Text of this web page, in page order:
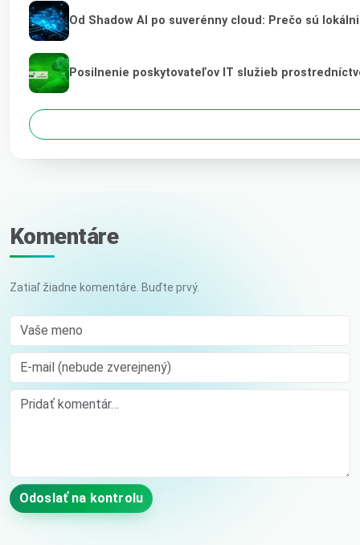
Od Shadow AI po suverénny cloud: Prečo sú
Posilnenie poskytovateľov IT služieb
Komentáre
Zatiaľ žiadne komentáre. Buďte prvý.
Vaše meno
E-mail (nebude zverejnený)
Comment
Odoslať na kontrolu